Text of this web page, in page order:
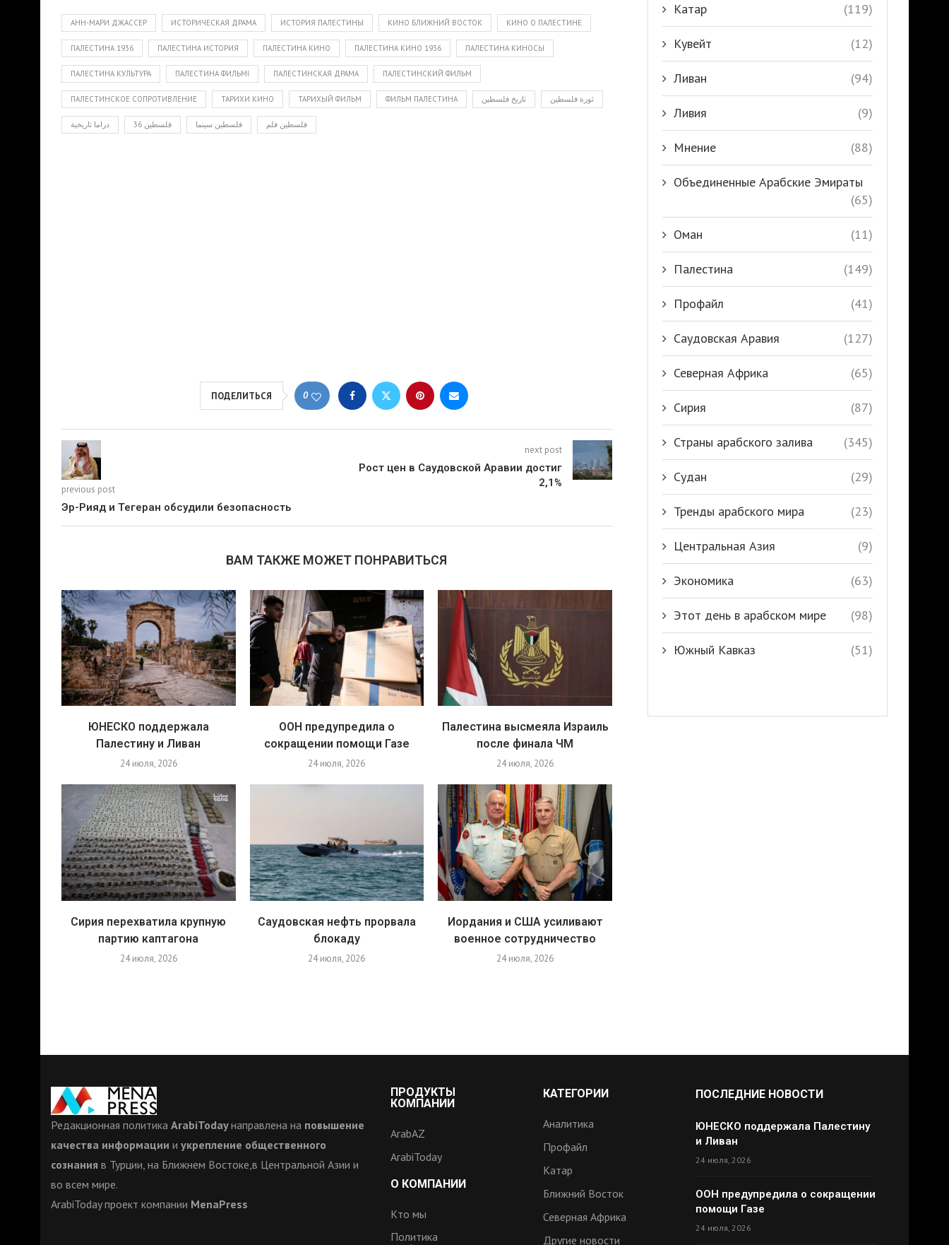
АНН-МАРИ ДЖАССЕР ИСТОРИЧЕСКАЯ ДРАМА ИСТОРИЯ ПАЛЕСТИНЫ КИНО БЛИЖНИЙ ВОСТОК КИНО О ПАЛЕСТИНЕ
ПАЛЕСТИНА 1936 ПАЛЕСТИНА ИСТОРИЯ ПАЛЕСТИНА КИНО ПАЛЕСТИНА КИНО 1936 ПАЛЕСТИНА КИНОСЫ
ПАЛЕСТИНА КУЛЬТУРА ПАЛЕСТИНА ФИЛЬМІ ПАЛЕСТИНСКАЯ ДРАМА ПАЛЕСТИНСКИЙ ФИЛЬМ
ПАЛЕСТИНСКОЕ СОПРОТИВЛЕНИЕ ТАРИХИ КИНО ТАРИХЫЙ ФИЛЬМ ФИЛЬМ ПАЛЕСТИНА تاریخ فلسطین ثورة فلسطين
دراما تاريخية فلسطين 36 فلسطين سينما فلسطین فلم
ПОДЕЛИТЬСЯ 0
previous post
Эр-Рияд и Тегеран обсудили безопасность
next post
Рост цен в Саудовской Аравии достиг
2,1%
ВАМ ТАКЖЕ МОЖЕТ ПОНРАВИТЬСЯ
ЮНЕСКО поддержала
Палестину и Ливан
24 июля, 2026
ООН предупредила о
сокращении помощи Газе
24 июля, 2026
Палестина высмеяла Израиль
после финала ЧМ
24 июля, 2026
Сирия перехватила крупную
партию каптагона
24 июля, 2026
Саудовская нефть прорвала
блокаду
24 июля, 2026
Иордания и США усиливают
военное сотрудничество
24 июля, 2026
Катар (119)
Кувейт (12)
Ливан (94)
Ливия (9)
Мнение (88)
Объединенные Арабские Эмираты
(65)
Оман (11)
Палестина (149)
Профайл (41)
Саудовская Аравия (127)
Северная Африка (65)
Сирия (87)
Страны арабского залива (345)
Судан (29)
Тренды арабского мира (23)
Центральная Азия (9)
Экономика (63)
Этот день в арабском мире (98)
Южный Кавказ (51)
Редакционная политика ArabiTodayнаправлена на повышение
качества информации и укрепление общественного
сознания в Турции, на Ближнем Востоке,в Центральной Азии и
во всем мире.
ArabiToday проект компании MenaPress
ПРОДУКТЫ
КОМПАНИИ
ArabAZ
ArabiToday
О КОМПАНИИ
Кто мы
Политика
КАТЕГОРИИ
Аналитика
Профайл
Катар
Ближний Восток
Северная Африка
Другие новости
ПОСЛЕДНИЕ НОВОСТИ
ЮНЕСКО поддержала Палестину
и Ливан
24 июля, 2026
ООН предупредила о сокращении
помощи Газе
24 июля, 2026